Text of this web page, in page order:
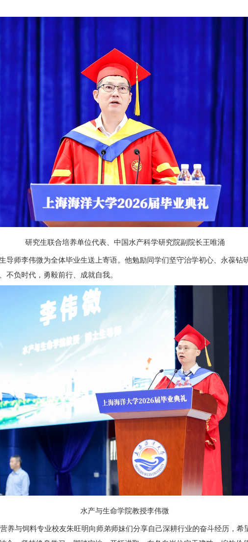
研究生联合培养单位代表、中国水产科学研究院副院长王唯涌
导师李伟微为全体毕业生送上寄语。他勉励同学们坚守治学初心、永葆钻
不负时代，勇毅前行、成就自我。
水产与生命学院教授李伟微
养与饲料专业校友朱旺明向师弟师妹们分享自己深耕行业的奋斗经历，希